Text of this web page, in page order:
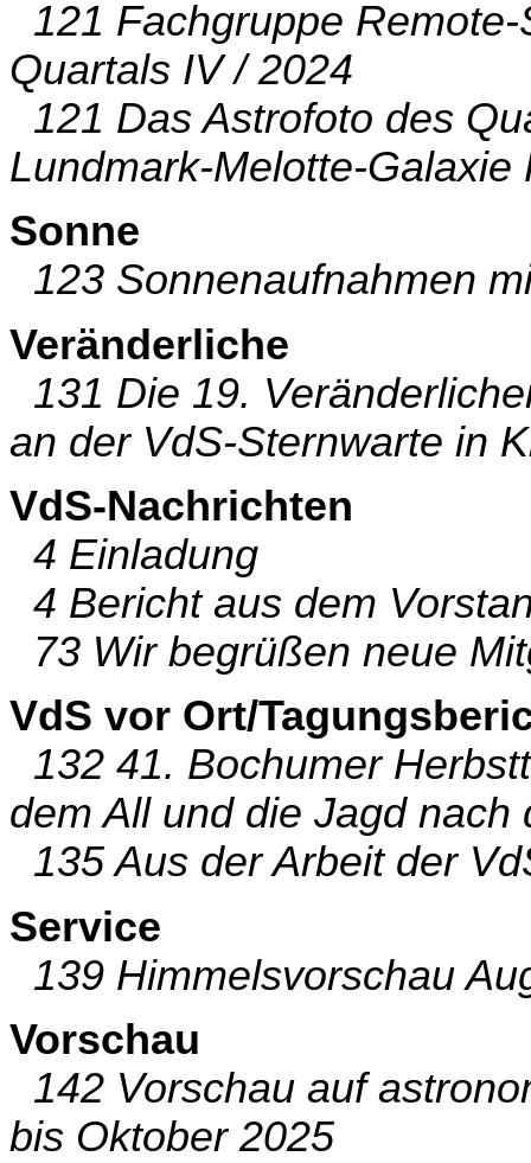
121 Fachgruppe
Quartals IV / 2024
121 Das Astrofoto des
Lundmark-Melotte-Galaxie
Sonne
123 Sonnenaufnahmen
Veränderliche
131 Die 19.
an der VdS-Sternwarte in
VdS-Nachrichten
4 Einladung
4 Bericht aus dem
73 Wir begrüßen neue
VdS vor Ort/
132 41. Bochumer
dem All und die Jagd
135 Aus der Arbeit der
Service
139 Himmelsvorschau
Vorschau
142 Vorschau auf
bis Oktober 2025